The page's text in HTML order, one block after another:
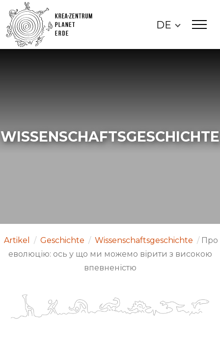
DE
WISSENSCHAFTSGESCHICHTE
Artikel / Geschichte / Wissenschaftsgeschichte / Про
еволюцію: ось у що ми можемо вірити з високою
впевненістю